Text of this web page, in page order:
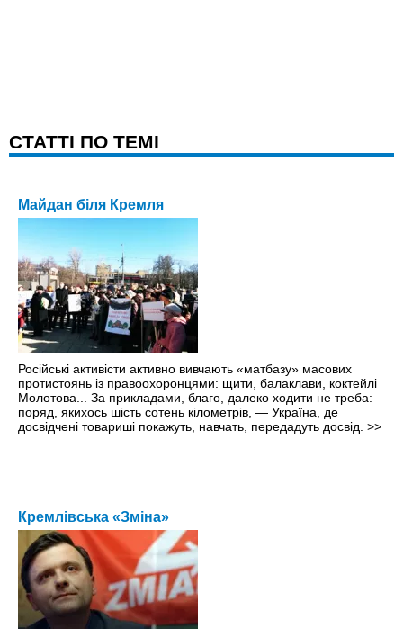
CТАТТІ ПО ТЕМІ
Майдан біля Кремля
Російські активісти активно вивчають «матбазу» масових
протистоянь із правоохоронцями: щити, балаклави, коктейлі
Молотова... За прикладами, благо, далеко ходити не треба:
поряд, якихось шість сотень кілометрів, — Україна, де
досвідчені товариші покажуть, навчать, передадуть досвід. >>
Кремлівська «Зміна»